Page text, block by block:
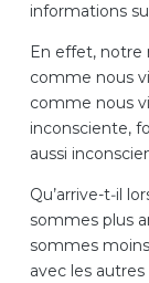
informations
En effet, notre
comme nous
comme nous
inconsciente,
aussi
Qu’arrive-t‑il
sommes plus
sommes
avec les